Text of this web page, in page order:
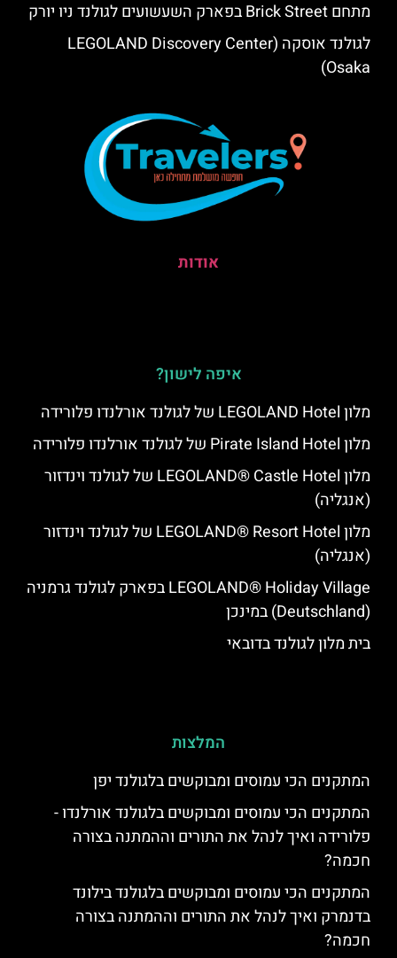
מתחם Brick Street בפארק השעשועים לגולנד ניו יורק
לגולנד אוסקה (LEGOLAND Discovery Center
Osaka)
אודות
איפה לישון?
מלון LEGOLAND Hotel של לגולנד אורלנדו פלורידה
מלון Pirate Island Hotel של לגולנד אורלנדו פלורידה
מלון LEGOLAND® Castle Hotel של לגולנד וינדזור
(אנגליה)
מלון LEGOLAND® Resort Hotel של לגולנד וינדזור
(אנגליה)
LEGOLAND® Holiday Village בפארק לגולנד גרמניה
(Deutschland) במינכן
בית מלון לגולנד בדובאי
המלצות
‏המתקנים הכי עמוסים ומבוקשים בלגולנד יפן
המתקנים הכי עמוסים ומבוקשים בלגולנד אורלנדו -
פלורידה ואיך לנהל את התורים וההמתנה בצורה
חכמה?
המתקנים הכי עמוסים ומבוקשים בלגולנד בילונד
בדנמרק ואיך לנהל את התורים וההמתנה בצורה
חכמה?